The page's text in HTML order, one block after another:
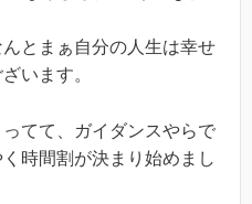
とまぁ自分の人生は幸せ
います。
てて、ガイダンスやらで
時間割が決まり始めまし